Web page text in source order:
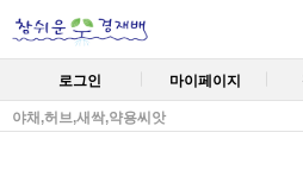
로그인 마이페이지
야채,허브,새싹,약용씨앗